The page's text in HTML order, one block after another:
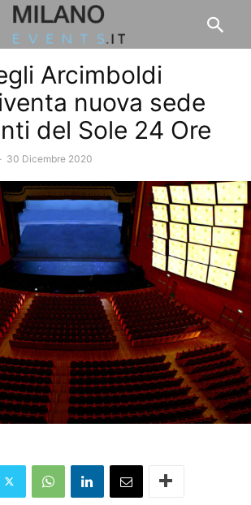
Arcimboldi
nuova sede
del Sole 24 Ore
30 Dicembre 2020